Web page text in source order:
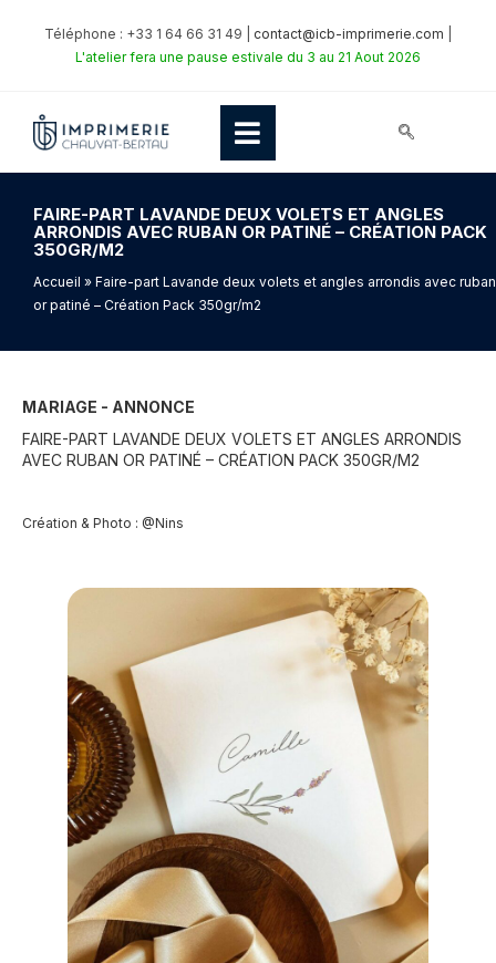
Téléphone : +33 1 64 66 31 49 | contact@icb-imprimerie.com
L'atelier fera une pause estivale du 3 au 21 Aout 2026
FAIRE-PART LAVANDE DEUX VOLETS ET ANGLES
ARRONDIS AVEC RUBAN OR PATINÉ – CRÉATION PACK
350GR/M2
Accueil » Faire-part Lavande deux volets et angles arrondis avec ruban
or patiné – Création Pack 350gr/m2
MARIAGE - ANNONCE
FAIRE-PART LAVANDE DEUX VOLETS ET ANGLES ARRONDIS
AVEC RUBAN OR PATINÉ – CRÉATION PACK 350GR/M2
Création & Photo : @Nins